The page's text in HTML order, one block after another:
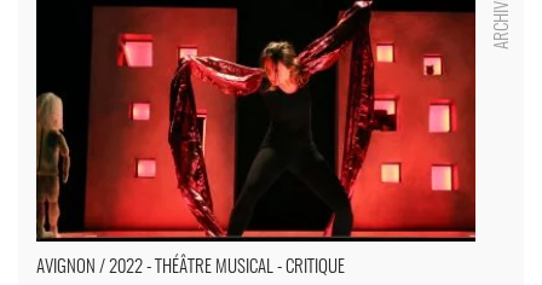
AVIGNON / 2022 - THÉÂTRE MUSICAL - CRITIQUE
Avignon / 2022 Avignon Espace Alya